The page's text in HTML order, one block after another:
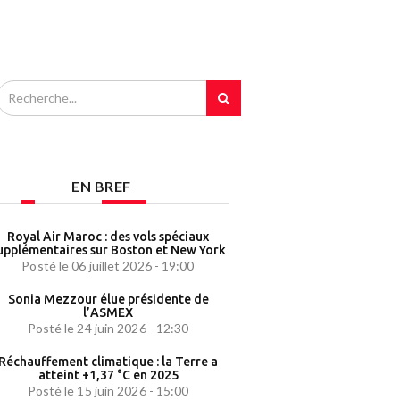
EN BREF
Royal Air Maroc : des vols spéciaux
sur Boston et New York
Posté le 06 juillet 2026 - 19:00
Sonia Mezzour élue présidente de
l’ASMEX
Posté le 24 juin 2026 - 12:30
climatique : la Terre a
atteint +1,37 °C en 2025
Posté le 15 juin 2026 - 15:00